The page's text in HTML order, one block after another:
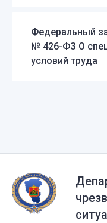
Федеральный
№ 426-ФЗ О
условий труда